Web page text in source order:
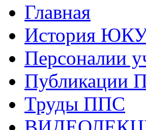
Главная
История ЮКУ
Персоналии
Публикации
Труды ППС